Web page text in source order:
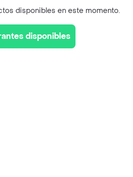
disponibles en este momento.
disponibles